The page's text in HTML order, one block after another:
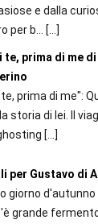
e dalla
per b...
[…]
te, prima di me
te, prima di me":
storia di lei. Il
[…]
per Gustavo di
giorno d'autunno
grande